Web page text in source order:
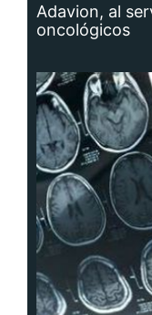
Adavion, al
oncológicos